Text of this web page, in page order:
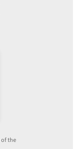
of the